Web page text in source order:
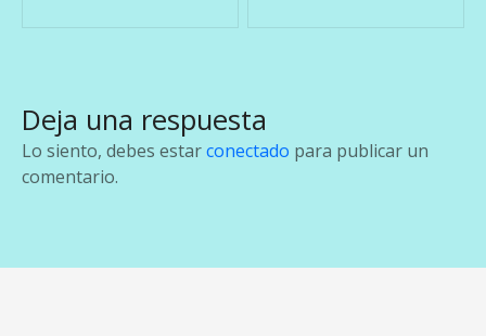
g
a
i
Deja una respuesta
Lo siento, debes estarconectado para publicar un
comentario.